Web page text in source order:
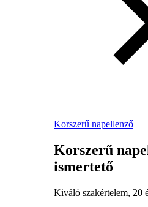
Korszerű napellenző
Korszerű
ismertető
Kiváló szakértelem, 20